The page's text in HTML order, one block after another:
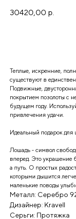
30420,00 р.
Теплые, искренние,
существуют в
Подвижные,
покрытием позолоты с
будущем году.
привлечения удачи.
Идеальный подарок для
Лошадь - символ
вперед. Это украшение
а путь. О простых
которыми дышится
маленькие поводы
Металл: Серебро
Дизайнер: Kravell
Серьги: Протяжка